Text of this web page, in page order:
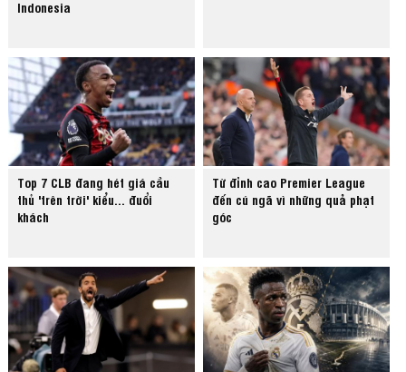
Indonesia
Top 7 CLB đang hét giá cầu
thủ 'trên trời' kiểu... đuổi
khách
Từ đỉnh cao Premier League
đến cú ngã vì những quả phạt
góc